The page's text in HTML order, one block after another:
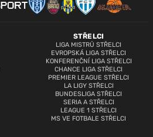
STŘELCI
LIGA MISTRŮ STŘELCI
EVROPSKÁ LIGA STŘELCI
KONFERENČNÍ LIGA STŘELCI
CHANCE LIGA STŘELCI
PREMIER LEAGUE STŘELCI
LA LIGY STŘELCI
BUNDESLIGA STŘELCI
SERIA A STŘELCI
LEAGUE 1 STŘELCI
MS VE FOTBALE STŘELCI